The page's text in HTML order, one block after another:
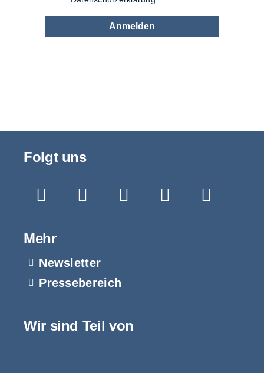
Anmelden
Folgt uns
Mehr
Newsletter
Pressebereich
Wir sind Teil von